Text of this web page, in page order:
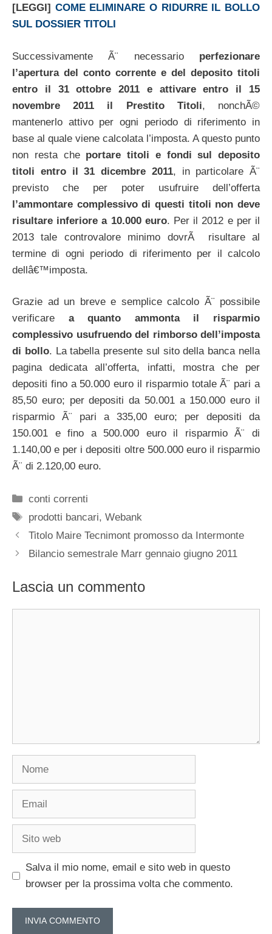
[LEGGI] COME ELIMINARE O RIDURRE IL BOLLO
SUL DOSSIER TITOLI
Successivamente Ã¨ necessario perfezionare
l’apertura del conto corrente e del deposito titoli
entro il 31 ottobre 2011 e attivare entro il 15
novembre 2011 il Prestito Titoli, nonchÃ©
mantenerlo attivo per ogni periodo di riferimento in
base al quale viene calcolata l’imposta. A questo punto
non resta che portare titoli e fondi sul deposito
titoli entro il 31 dicembre 2011, in particolare Ã¨
previsto che per poter usufruire dell’offerta
l’ammontare complessivo di questi titoli non deve
risultare inferiore a 10.000 euro. Per il 2012 e per il
2013 tale controvalore minimo dovrÃ risultare al
termine di ogni periodo di riferimento per il calcolo
dellâ€™imposta.
Grazie ad un breve e semplice calcolo Ã¨ possibile
verificare a quanto ammonta il risparmio
complessivo usufruendo del rimborso dell’imposta
di bollo. La tabella presente sul sito della banca nella
pagina dedicata all’offerta, infatti, mostra che per
depositi fino a 50.000 euro il risparmio totale Ã¨ pari a
85,50 euro; per depositi da 50.001 a 150.000 euro il
risparmio Ã¨ pari a 335,00 euro; per depositi da
150.001 e fino a 500.000 euro il risparmio Ã¨ di
1.140,00 e per i depositi oltre 500.000 euro il risparmio
Ã¨ di 2.120,00 euro.
Categorie
conti correnti
Tag
prodotti bancari,Webank
Titolo Maire Tecnimont promosso da Intermonte
Bilancio semestrale Marr gennaio giugno 2011
Lascia un commento
Nome
Email
Sito
Salva il mio nome, email e sito web in questo
browser per la prossima volta che commento.